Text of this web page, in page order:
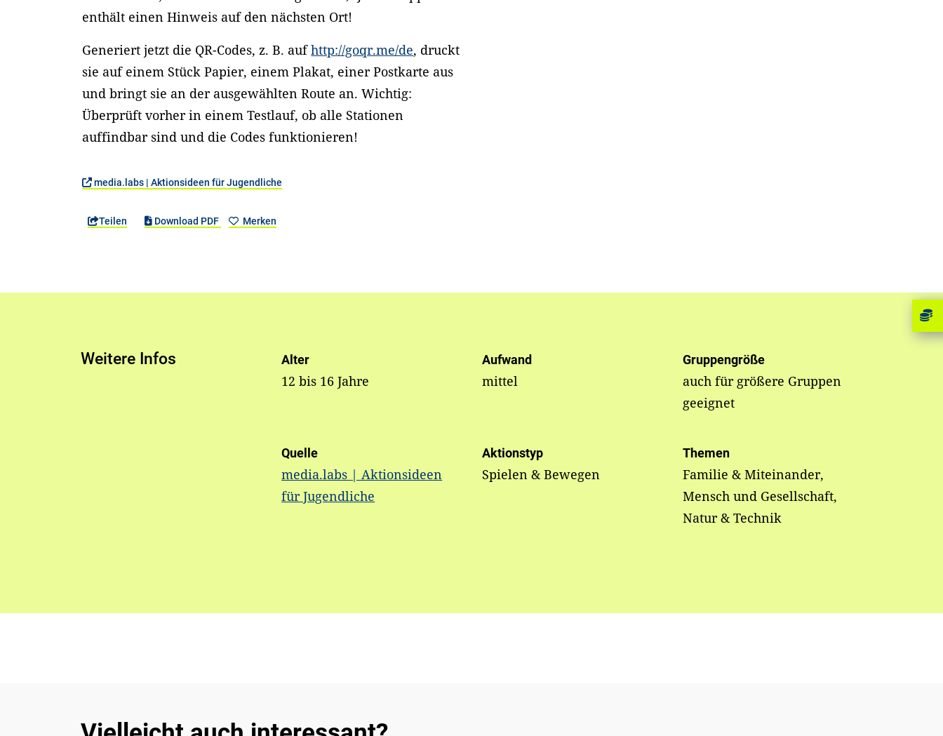
enthält einen Hinweis auf den nächsten Ort!
Generiert jetzt die QR-Codes, z. B. aufhttp://goqr.me/de, druckt
sie auf einem Stück Papier, einem Plakat, einer Postkarte aus
und bringt sie an der ausgewählten Route an. Wichtig:
Überprüft vorher in einem Testlauf, ob alle Stationen
auffindbar sind und die Codes funktionieren!
media.labs | Aktionsideen für Jugendliche
Teilen Download PDF Merken
Weitere Infos Alter
12 bis 16 Jahre
Aufwand
mittel
Gruppengröße
auch für größere Gruppen
geeignet
Quelle
media.labs | Aktionsideen
für Jugendliche
Aktionstyp
Spielen & Bewegen
Themen
Familie & Miteinander,
Mensch und Gesellschaft,
Natur & Technik